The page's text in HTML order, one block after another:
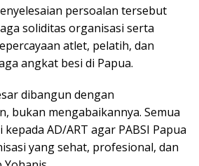
persoalan tersebut
soliditas organisasi serta
atlet, pelatih, dan
angkat besi di Papua.
dibangun dengan
bukan mengabaikannya. Semua
AD/ART agar PABSI Papua
yang sehat, profesional, dan